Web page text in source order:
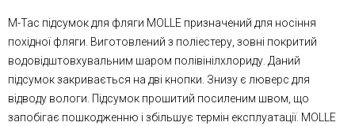
M-Tac підсумок для фляги MOLLE призначений для носіння
похідної фляги. Виготовлений з поліестеру, зовні покритий
водовідштовхувальним шаром полівінілхлориду. Даний
підсумок закривається на дві кнопки. Знизу є люверс для
відводу вологи. Підсумок прошитий посиленим швом, що
запобігає пошкодженню і збільшує термін експлуатації. MOLLE